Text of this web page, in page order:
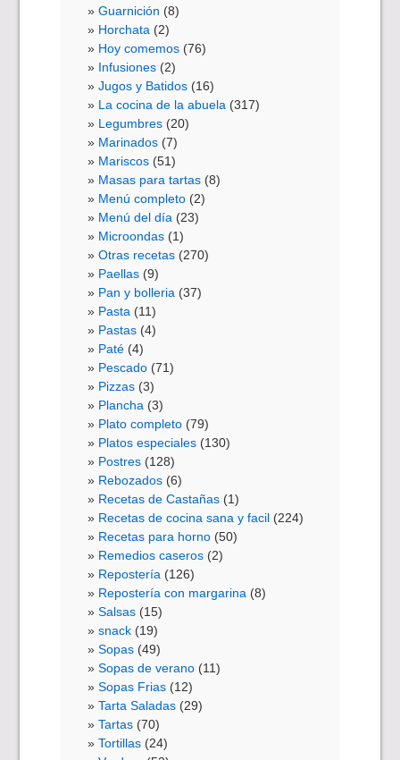
Guarnición (8)
Horchata (2)
Hoy comemos (76)
Infusiones (2)
Jugos y Batidos (16)
La cocina de la abuela (317)
Legumbres (20)
Marinados (7)
Mariscos (51)
Masas para tartas (8)
Menú completo (2)
Menú del día (23)
Microondas (1)
Otras recetas (270)
Paellas (9)
Pan y bolleria (37)
Pasta (11)
Pastas (4)
Paté (4)
Pescado (71)
Pizzas (3)
Plancha (3)
Plato completo (79)
Platos especiales (130)
Postres (128)
Rebozados (6)
Recetas de Castañas (1)
Recetas de cocina sana y facil (224)
Recetas para horno (50)
Remedios caseros (2)
Repostería (126)
Repostería con margarina (8)
Salsas (15)
snack (19)
Sopas (49)
Sopas de verano (11)
Sopas Frias (12)
Tarta Saladas (29)
Tartas (70)
Tortillas (24)